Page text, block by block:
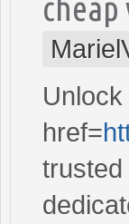
href=
trusted